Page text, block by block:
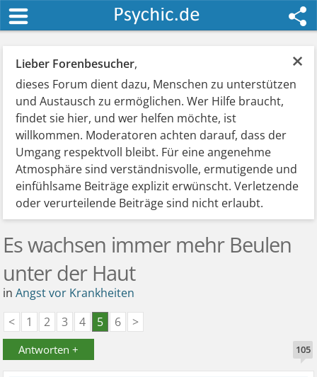
×
Lieber Forenbesucher,
dieses Forum dient dazu, Menschen zu unterstützen
und Austausch zu ermöglichen. Wer Hilfe braucht,
findet sie hier, und wer helfen möchte, ist
willkommen. Moderatoren achten darauf, dass der
Umgang respektvoll bleibt. Für eine angenehme
Atmosphäre sind verständnisvolle, ermutigende und
einfühlsame Beiträge explizit erwünscht. Verletzende
oder verurteilende Beiträge sind nicht erlaubt.
Es wachsen immer mehr Beulen
unter der Haut
inAngst vor Krankheiten
<
1 2 3 4 5 6 >
Antworten + 105